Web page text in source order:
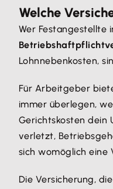
Welche
Wer Festangestellte
Lohnnebenkosten,
Für Arbeitgeber
immer überlegen,
Gerichtskosten dein
verletzt,
sich womöglich eine
Die Versicherung,